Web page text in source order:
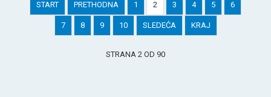
START PRETHODNA 1 2 3 4 5 6
7 8 9 10 SLEDEĆA KRAJ
STRANA 2 OD 90